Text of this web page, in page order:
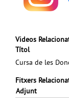
Videos
Títol
Cursa de les
Fitxers
Adjunt